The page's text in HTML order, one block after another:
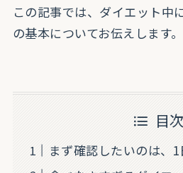
この記事では、ダイエット中
の基本についてお伝えします。
目次
まず確認したいのは、